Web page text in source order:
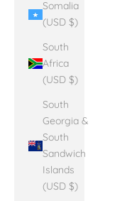
Somalia
(USD $)
South
Africa
(USD $)
South
Georgia &
South
Sandwich
Islands
(USD $)